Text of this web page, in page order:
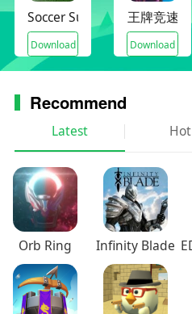
Soccer Super Star
Download
王牌竞速
Download
Recommend
Latest Hot
Orb Ring Infinity Blade